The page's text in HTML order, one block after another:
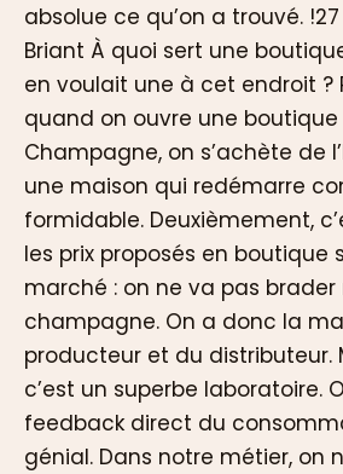
absolue ce qu’on a trouvé.
Briant À quoi sert une
en voulait une à cet endroit ?
quand on ouvre une
Champagne, on s’achète de
une maison qui redémarre
formidable. Deuxièmement,
les prix proposés en boutique
marché : on ne va pas brader
champagne. On a donc la
producteur et du distributeur.
c’est un superbe laboratoire.
feedback direct du
génial. Dans notre métier, on